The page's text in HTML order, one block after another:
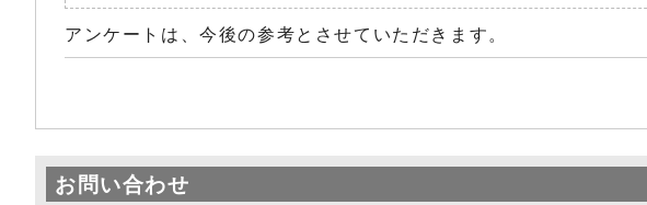
アンケートは、今後の参考とさせていただきます。
お問い合わせ